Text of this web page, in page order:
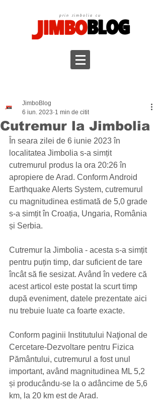
prin Jimbolia cu
Cutremur la Jimbolia
JimboBlog
6 iun. 2023 1 min de citit
În seara zilei de 6 iunie 2023 în
localitatea Jimbolia s-a simțit
cutremurul produs la ora 20:26 în
apropiere de Arad. Conform Android
Earthquake Alerts System, cutremurul
cu magnitudinea estimată de 5,0 grade
s-a simțit în Croația, Ungaria, România
și Serbia.
Cutremur la Jimbolia - acesta s-a simțit
pentru puțin timp, dar suficient de tare
încât să fie sesizat. Având în vedere că
acest articol este postat la scurt timp
după eveniment, datele prezentate aici
nu trebuie luate ca foarte exacte.
Conform paginii Institutului Naţional de
Cercetare-Dezvoltare pentru Fizica
Pământului, cutremurul a fost unul
important, având magnitudinea ML 5,2
și producându-se la o adâncime de 5,6
km, la 20 km est de Arad.